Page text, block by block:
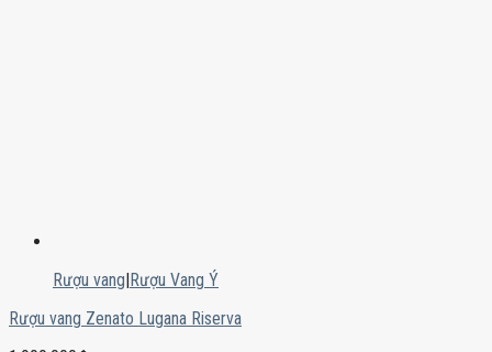
Rượu vang|Rượu Vang Ý
Rượu vang Zenato Lugana Riserva